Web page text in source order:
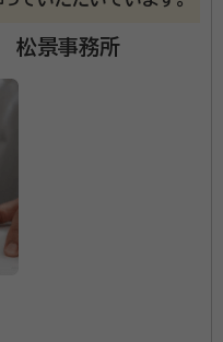
松景事務所